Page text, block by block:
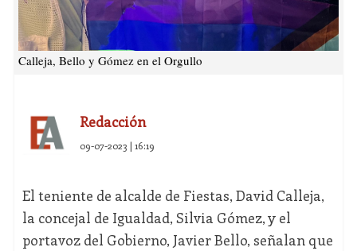
Calleja, Bello y Gómez en el Orgullo
Redacción
09-07-2023 | 16:19
El teniente de alcalde de Fiestas, David Calleja,
la concejal de Igualdad, Silvia Gómez, y el
portavoz del Gobierno, Javier Bello, señalan que